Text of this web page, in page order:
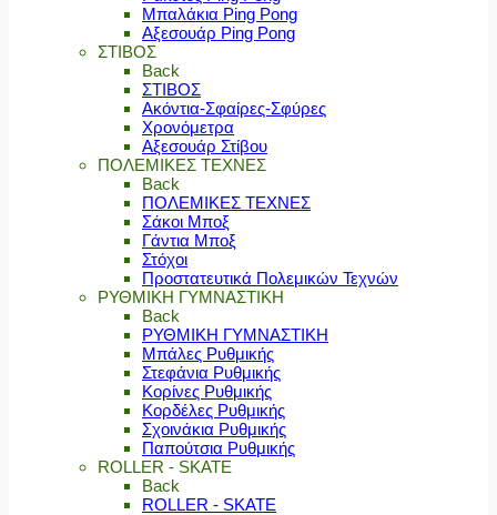
Μπαλάκια Ping Pong
Αξεσουάρ Ping Pong
ΣΤΙΒΟΣ
Back
ΣΤΙΒΟΣ
Ακόντια-Σφαίρες-Σφύρες
Χρονόμετρα
Αξεσουάρ Στίβου
ΠΟΛΕΜΙΚΕΣ ΤΕΧΝΕΣ
Back
ΠΟΛΕΜΙΚΕΣ ΤΕΧΝΕΣ
Σάκοι Μποξ
Γάντια Μποξ
Στόχοι
Προστατευτικά Πολεμικών Τεχνών
ΡΥΘΜΙΚΗ ΓΥΜΝΑΣΤΙΚΗ
Back
ΡΥΘΜΙΚΗ ΓΥΜΝΑΣΤΙΚΗ
Μπάλες Ρυθμικής
Στεφάνια Ρυθμικής
Κορίνες Ρυθμικής
Κορδέλες Ρυθμικής
Σχοινάκια Ρυθμικής
Παπούτσια Ρυθμικής
ROLLER - SKATE
Back
ROLLER - SKATE